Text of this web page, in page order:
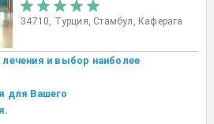
34710, Турция, Стамбул, Каферага
и выбор наиболее
для Вашего